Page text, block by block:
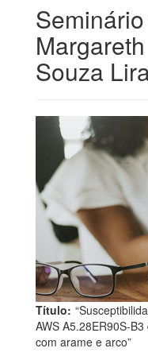
Souza
Título:
AWS A5.28ER90S-
com arame e arco”